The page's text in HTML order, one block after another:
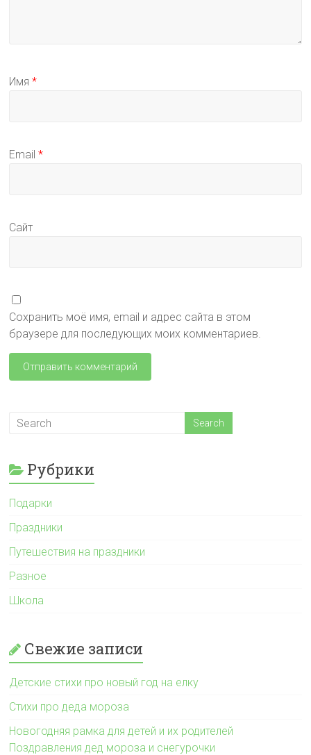
Имя*
Email*
Сайт
Сохранить моё имя, email и адрес сайта в этом
браузере для последующих моих комментариев.
Рубрики
Подарки
Праздники
Путешествия на праздники
Разное
Школа
Свежие записи
Детские стихи про новый год на елку
Стихи про деда мороза
Новогодняя рамка для детей и их родителей
Поздравления дед мороза и снегурочки